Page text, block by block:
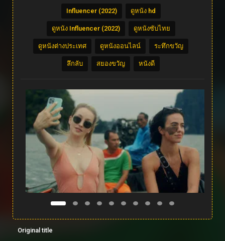
Influencer (2022) ดูหนัง hd
ดูหนัง Influencer (2022) ดูหนังซับไทย
ดูหนังต่างประเทศ ดูหนังออนไลน์ ระทึกขวัญ
ลึกลับ สยองขวัญ หนังดี
Original title